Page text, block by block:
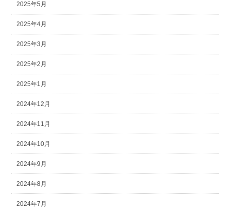
2025年5月
2025年4月
2025年3月
2025年2月
2025年1月
2024年12月
2024年11月
2024年10月
2024年9月
2024年8月
2024年7月